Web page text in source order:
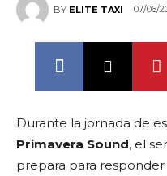
BY ELITE TAXI 07/06/
Durante la jornada de
Primavera Sound, el
prepara para